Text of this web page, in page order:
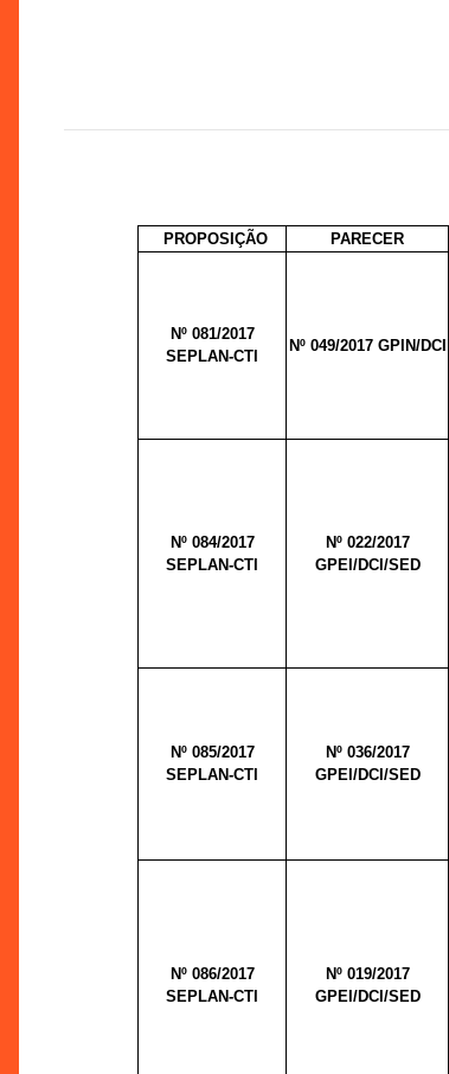
PROPOSIÇÃO PARECER
Nº 081/2017
SEPLAN-CTI
Nº 049/2017 GPIN/DCI
Nº 084/2017
SEPLAN-CTI
Nº 022/2017
GPEI/DCI/SED
Nº 085/2017
SEPLAN-CTI
Nº 036/2017
GPEI/DCI/SED
Nº 086/2017
SEPLAN-CTI
Nº 019/2017
GPEI/DCI/SED